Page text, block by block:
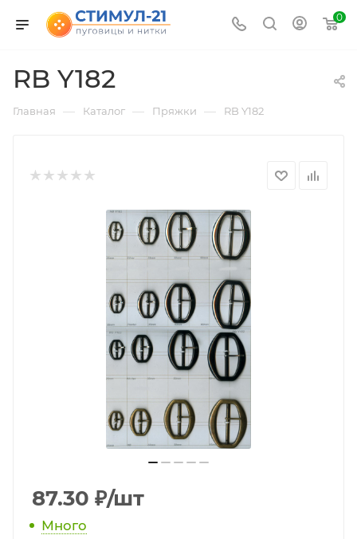
0
RB Y182
Главная — Каталог — Пряжки — RB Y182
87.30 ₽/шт
Много